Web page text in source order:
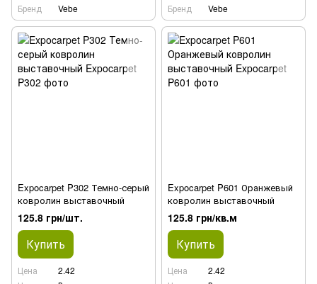
Бренд
Vebe
Бренд
Vebe
Expocarpet P302 Темно-серый
ковролин выставочный
125.8 грн/шт.
Купить
Цена
2.42
Expocarpet P601 Оранжевый
ковролин выставочный
125.8 грн/кв.м
Купить
Цена
2.42